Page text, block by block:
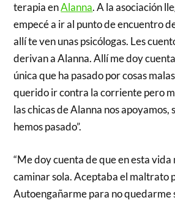
terapia enAlanna. A la asociación
empecé a ir al punto de encuentro
allí te ven unas psicólogas. Les
derivan a Alanna. Allí me doy
única que ha pasado por cosas
querido ir contra la corriente pero
las chicas de Alanna nos apoyamos,
hemos pasado”.
“Me doy cuenta de que en esta vida
caminar sola. Aceptaba el maltrato
Autoengañarme para no quedarme